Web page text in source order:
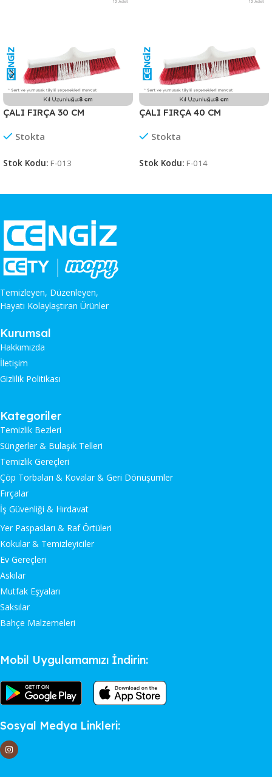
ÇALI FIRÇA 30 CM
Stokta
Stok Kodu: F-013
ÇALI FIRÇA 40 CM
Stokta
Stok Kodu: F-014
Temizleyen, Düzenleyen,
Hayatı Kolaylaştıran Ürünler
Kurumsal
Hakkımızda
İletişim
Gizlilik Politikası
Kategoriler
Temizlik Bezleri
Süngerler & Bulaşık Telleri
Temizlik Gereçleri
Çöp Torbaları & Kovalar & Geri Dönüşümler
Fırçalar
İş Güvenliği & Hırdavat
Yer Paspasları & Raf Örtüleri
Kokular & Temizleyiciler
Ev Gereçleri
Askılar
Mutfak Eşyaları
Saksılar
Bahçe Malzemeleri
Mobil Uygulamamızı İndirin:
Sosyal Medya Linkleri: